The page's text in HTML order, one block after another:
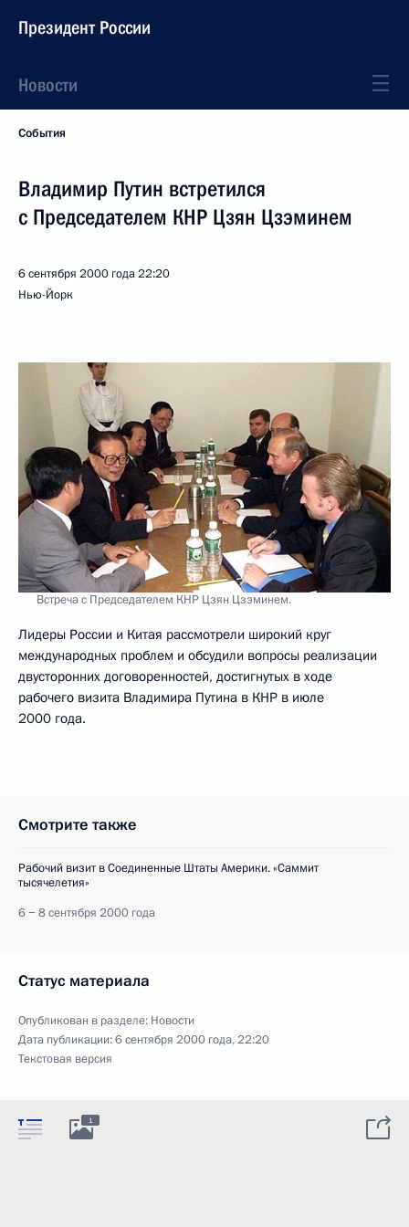
Президент России
Новости
События
Владимир Путин встретился
с Председателем КНР Цзян Цзэминем
6 сентября 2000 года22:20
Нью-Йорк
Встреча с Председателем КНР Цзян Цзэминем.
Лидеры России и Китая рассмотрели широкий круг
международных проблем и обсудили вопросы реализации
двусторонних договоренностей, достигнутых в ходе
рабочего визита Владимира Путина в КНР в июле
2000 года.
Смотрите также
Рабочий визит в Соединенные Штаты Америки. «Саммит
тысячелетия»
6 − 8 сентября 2000 года
Статус материала
Опубликован в разделе: Новости
Дата публикации:6 сентября 2000 года, 22:20
Текстовая версия
1